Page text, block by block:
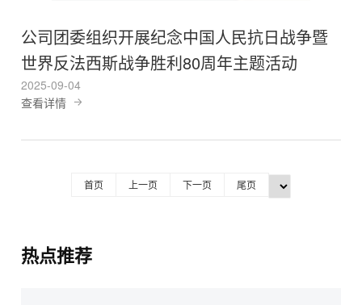
公司团委组织开展纪念中国人民抗日战争暨
世界反法西斯战争胜利80周年主题活动
2025-09-04
查看详情
首页 上一页 下一页 尾页
热点推荐